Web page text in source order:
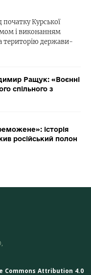
Курської
і виконанням
територію держави-
Ращук: «Воєнні
спільного з
історія
російський полон
Commons Attribution 4.0